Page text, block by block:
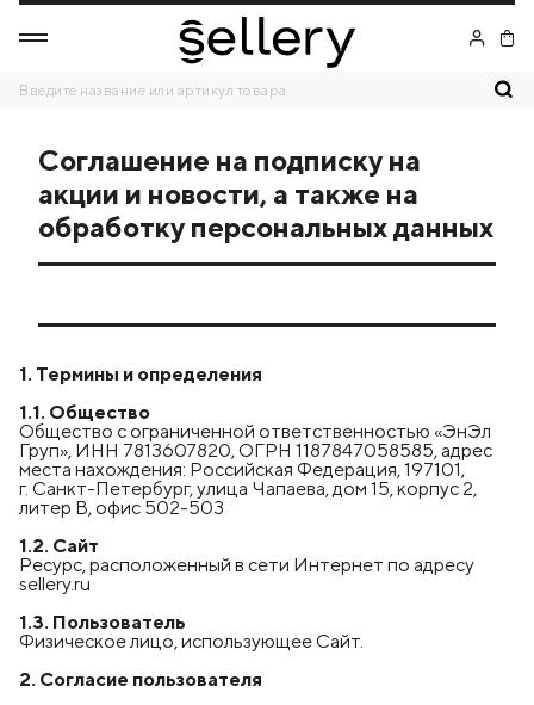
Соглашение на подписку на
акции и новости, а также на
обработку персональных данных
1. Термины и определения
1.1. Общество
Общество с ограниченной ответственностью «ЭнЭл
Груп», ИНН 7813607820, ОГРН 1187847058585, адрес
места нахождения: Российская Федерация, 197101,
г. Санкт-Петербург, улица Чапаева, дом 15, корпус 2,
литер В, офис 502-503
1.2. Сайт
Ресурс, расположенный в сети Интернет по адресу
sellery.ru
1.3. Пользователь
Физическое лицо, использующее Сайт.
2. Согласие пользователя